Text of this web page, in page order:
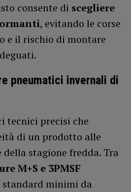
consente di scegliere
, evitando le corse
e il rischio di montare
pneumatici invernali di
tecnici precisi che
di un prodotto alle
stagione fredda. Tra
M+S e 3PMSF
minimi da